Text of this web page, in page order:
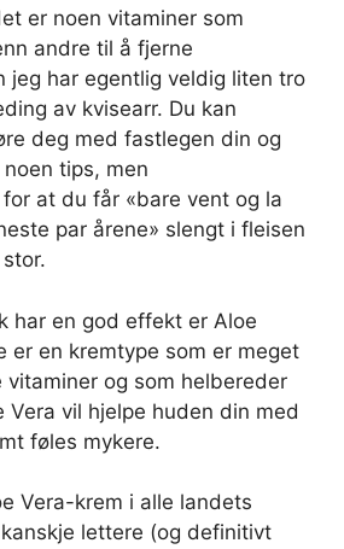
er noen vitaminer som
andre til å fjerne
jeg har egentlig veldig liten tro
av kvisearr. Du kan
deg med fastlegen din og
tips, men
at du får «bare vent og la
par årene» slengt i fleisen
har en god effekt er Aloe
er en kremtype som er meget
vitaminer og som helbereder
Vera vil hjelpe huden din med
føles mykere.
Vera-krem i alle landets
lettere (og definitivt